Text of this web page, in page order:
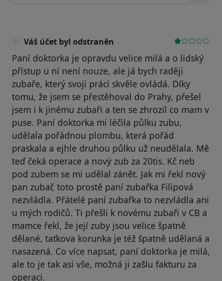
Váš účet byl odstraněn
Paní doktorka je opravdu velice milá a o lidský
přístup u ní není nouze, ale já bych raději
zubaře, který svoji práci skvěle ovládá. Díky
tomu, že jsem se přestěhoval do Prahy, přešel
jsem i k jinému zubaři a ten se zhrozil co mam v
puse. Paní doktorka mi léčila půlku zubu,
udělala pořádnou plombu, která pořád
praskala a ejhle druhou půlku už neudělala. Mě
teď čeká operace a nový zub za 20tis. Kč neb
pod zubem se mi udělal zánět. Jak mi řekl nový
pan zubař, toto prostě paní zubařka Filipová
nezvládla. Přátelé paní zubařka to nezvládla ani
u mých rodičů. Ti přešli k novému zubaři v CB a
mamce řekl, že její zuby jsou velice špatně
dělané, taťkova korunka je též špatně udělaná a
nasazená. Co více napsat, paní doktorka je milá,
ale to je tak asi vše, možná ji zašlu fakturu za
operaci.